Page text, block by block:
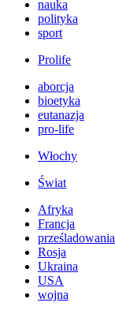
nauka
polityka
sport
Prolife
aborcja
bioetyka
eutanazja
pro-life
Włochy
Świat
Afryka
Francja
prześladowania
Rosja
Ukraina
USA
wojna